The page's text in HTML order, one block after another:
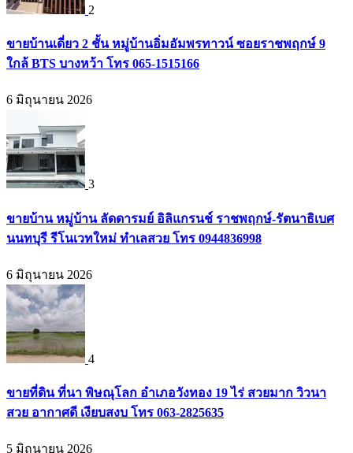
2
ขายบ้านเดี่ยว 2 ชั้น หมู่บ้านอิ่มอัมพรทาวน์ ซอยราชพฤกษ์ 9
ใกล้ BTS บางหว้า โทร 065-1515166
6 มิถุนายน 2026
3
ขายบ้าน หมู่บ้าน ลัดดารมย์ อิลิแกรนช์ ราชพฤกษ์-รัตนาธิเบศ
นนทบุรี รีโนเวทใหม่ ทำเลสวย โทร 0944836998
6 มิถุนายน 2026
4
ขายที่ดิน ที่นา พิษณุโลก อำเภอวังทอง 19 ไร่ สวยมาก วิวนา
สวย อากาศดี เงียบสงบ โทร 063-2825635
5 มิถุนายน 2026